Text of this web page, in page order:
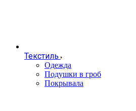
Текстиль
Одежда
Подушки в гроб
Покрывала